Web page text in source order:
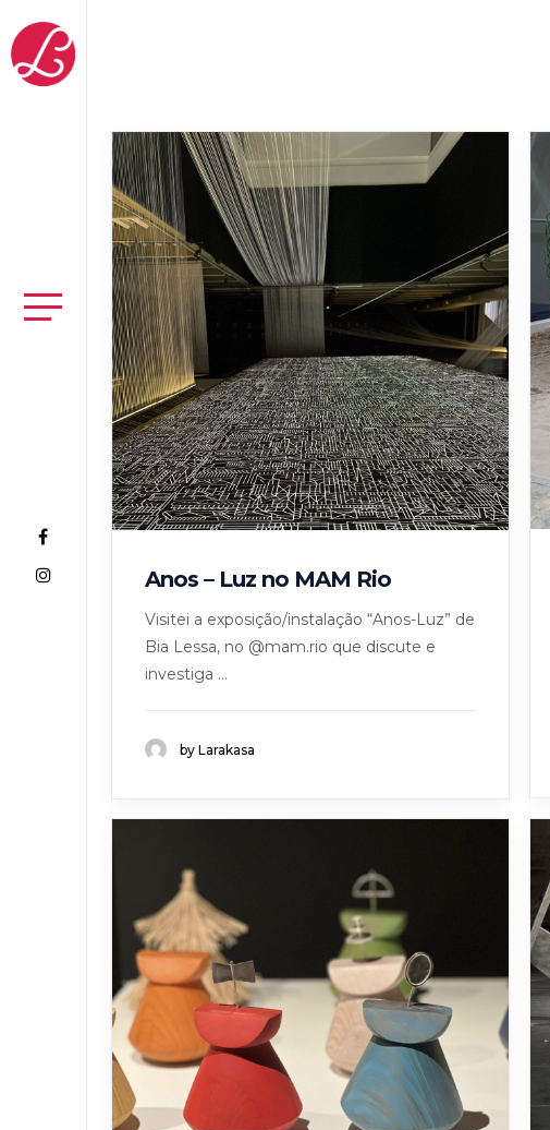
Anos – Luz no MAM Rio
Visitei a exposição/instalação “Anos-Luz” de
Bia Lessa, no @mam.rio que discute e
investiga ...
by Larakasa